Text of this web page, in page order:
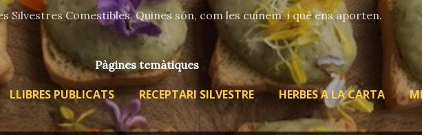
Silvestres Comestibles. Quines són, com les cuinem, i què ens aporten.
Pàgines temàtiques
LLIBRES PUBLICATS RECEPTARI SILVESTRE HERBES A LA CARTA